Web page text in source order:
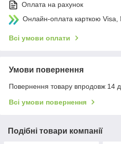
Оплата на рахунок
Онлайн-оплата карткою
Всі умови оплати
Умови повернення
Повернення товару впродовж 14
Всі умови повернення
Подібні товари компанії